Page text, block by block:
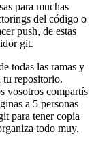
para muchas
del código o
push, de estas
git.
todas las ramas y
tu repositorio.
vosotros compartís
a 5 personas
para tener copia
todo muy,